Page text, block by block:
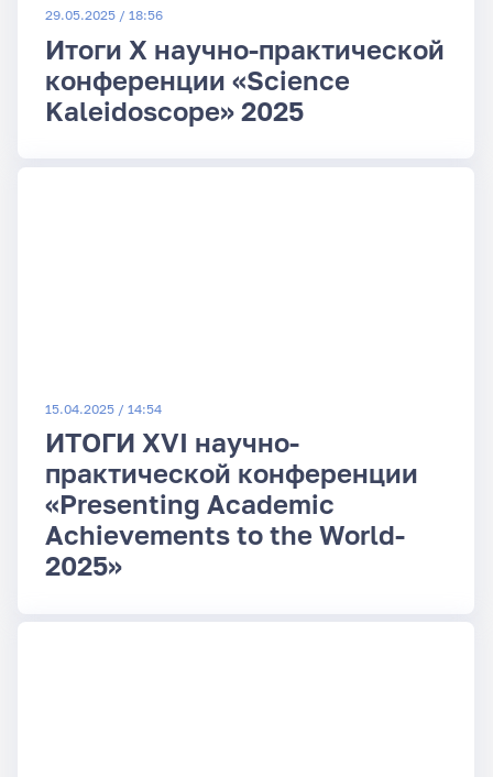
29.05.2025 / 18:56
Итоги X научно-практической
конференции «Science
Kaleidoscope» 2025
15.04.2025 / 14:54
ИТОГИ XVI научно-
практической конференции
«Presenting Academic
Achievements to the World-
2025»